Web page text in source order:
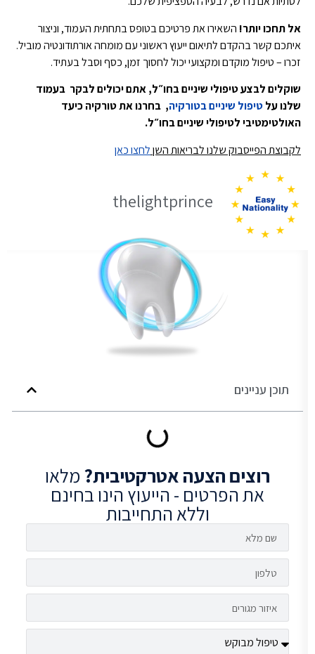
אל תחכו יותר! השאירו את פרטיכם בטופס בתחתית העמוד, וניצור
איתכם קשר בהקדם לתיאום ייעוץ ראשוני עם מומחה אורתודונטיה מוביל.
זכרו – טיפול מוקדם ומקצועי יכול לחסוך זמן, כסף וסבל בעתיד.
שוקלים לבצע טיפולי שיניים בחו״ל, אתם יכולים לבקר בעמוד
שלנו עלטיפול שיניים בטורקיה, בחרנו את טורקיה כיעד
האולטימטיבי לטיפולי שיניים בחו״ל.
לקבוצת הפייסבוק שלנו לבריאות השןלחצו כאן
thelightprince
תוכן עניינים
רוציםהצעה אטרקטיבית?מלאו
את הפרטים - הייעוץ הינו בחינם
וללא התחייבות